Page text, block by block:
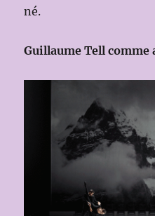
né.
Guillaume Tell comme